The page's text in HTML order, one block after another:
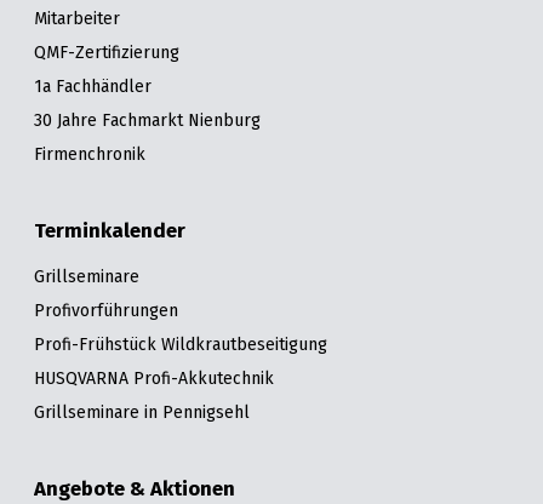
Mitarbeiter
QMF-Zertifizierung
1a Fachhändler
30 Jahre Fachmarkt Nienburg
Firmenchronik
Terminkalender
Grillseminare
Profivorführungen
Profi-Frühstück Wildkrautbeseitigung
HUSQVARNA Profi-Akkutechnik
Grillseminare in Pennigsehl
Angebote & Aktionen